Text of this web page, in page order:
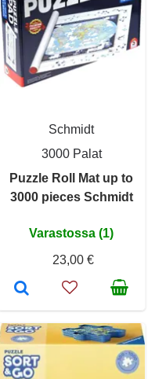
Schmidt
3000 Palat
Puzzle Roll Mat up to
3000 pieces Schmidt
Varastossa (1)
23,00 €